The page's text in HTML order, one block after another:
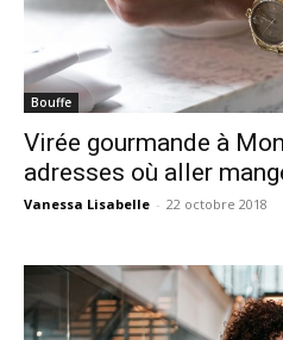
Bouffe
Virée gourmande à
adresses où aller
Vanessa Lisabelle - 22 octobre 2018